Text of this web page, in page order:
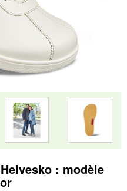
: modèle